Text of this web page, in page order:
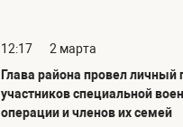
12:17
2 марта
Глава района провел личный
участников специальной
операции и членов их семей